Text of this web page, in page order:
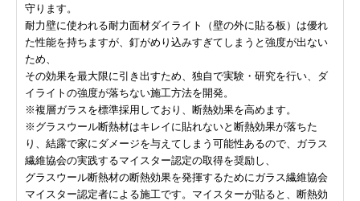
守ります。
耐力壁に使われる耐力面材ダイライト（壁の外に貼る板）は優れ
た性能を持ちますが、釘がめり込みすぎてしまうと強度が出ない
ため、
その効果を最大限に引き出すため、独自で実験・研究を行い、ダ
イライトの強度が落ちない施工方法を開発。
※複層ガラスを標準採用しており、断熱効果を高めます。
※グラスウール断熱材はキレイに貼れないと断熱効果が落ちた
り、結露で家にダメージを与えてしまう可能性あるので、ガラス
繊維協会の実践するマイスター認定の取得を奨励し、
グラスウール断熱材の断熱効果を発揮するためにガラス繊維協会
マイスター認定者による施工です。マイスターが貼ると、断熱効